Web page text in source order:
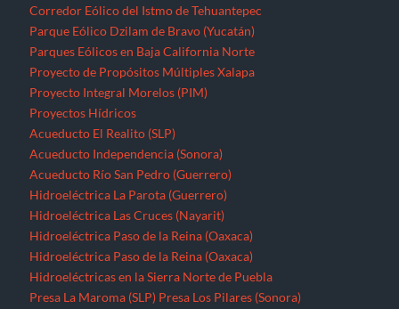
Corredor Eólico del Istmo de Tehuantepec
Parque Eólico Dzilam de Bravo (Yucatán)
Parques Eólicos en Baja California Norte
Proyecto de Propósitos Múltiples Xalapa
Proyecto Integral Morelos (PIM)
Proyectos Hídricos
Acueducto El Realito (SLP)
Acueducto Independencia (Sonora)
Acueducto Río San Pedro (Guerrero)
Hidroeléctrica La Parota (Guerrero)
Hidroeléctrica Las Cruces (Nayarit)
Hidroeléctrica Paso de la Reina (Oaxaca)
Hidroeléctrica Paso de la Reina (Oaxaca)
Hidroeléctricas en la Sierra Norte de Puebla
Presa La Maroma (SLP) Presa Los Pilares (Sonora)